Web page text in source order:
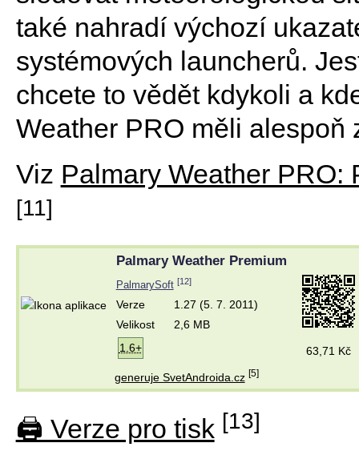
také nahradí výchozí
systémových launcherů.
chcete to vědět kdykoli a
Weather PRO měli alespoň
Viz Palmary Weather PRO:
[11]
Palmary Weather Premium
PalmarySoft [12]
Verze
1.27 (5. 7. 2011)
Velikost
2,6 MB
1.6+
63,71 Kč
generuje SvetAndroida.cz [5]
🖨 Verze pro tisk [13]